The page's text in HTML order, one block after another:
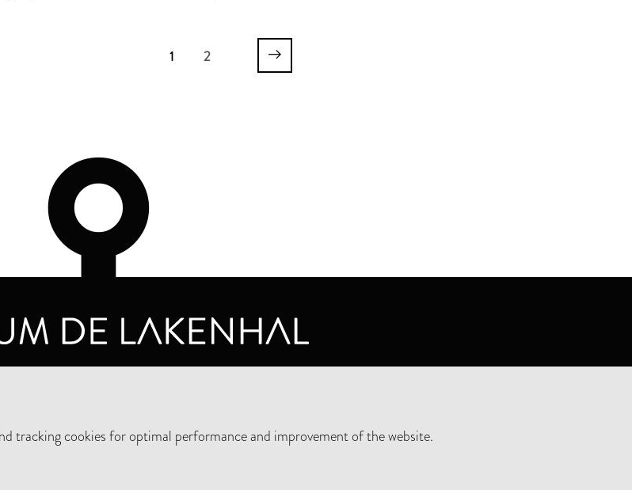
1 2
tracking cookies for optimal performance and improvement of the website.